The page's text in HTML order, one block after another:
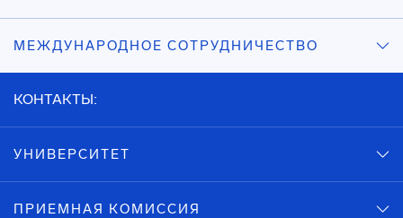
МЕЖДУНАРОДНОЕ СОТРУДНИЧЕСТВО
КОНТАКТЫ:
УНИВЕРСИТЕТ
ПРИЕМНАЯ КОМИССИЯ